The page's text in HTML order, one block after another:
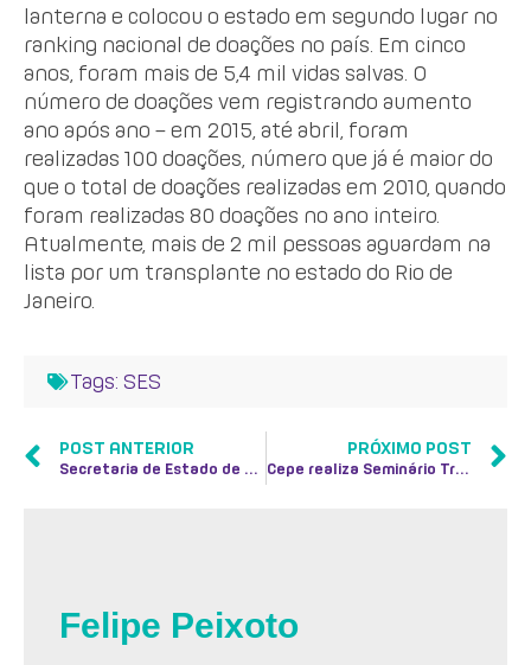
lanterna e colocou o estado em segundo lugar no
ranking nacional de doações no país. Em cinco
anos, foram mais de 5,4 mil vidas salvas. O
número de doações vem registrando aumento
ano após ano – em 2015, até abril, foram
realizadas 100 doações, número que já é maior do
que o total de doações realizadas em 2010, quando
foram realizadas 80 doações no ano inteiro.
Atualmente, mais de 2 mil pessoas aguardam na
lista por um transplante no estado do Rio de
Janeiro.
Tags: SES
POST ANTERIOR
Secretaria de Estado de Saúde participa de mais edição do programa Fale com a Gente
PRÓXIMO POST
Cepe realiza Seminário Trabalho e Longevidade: o que muda para trabalhadores, pesquisadores e empresas
Felipe Peixoto